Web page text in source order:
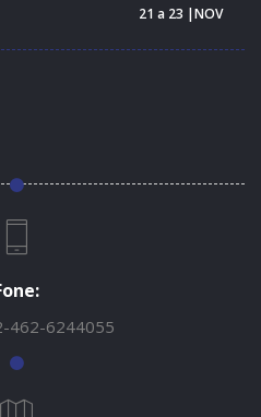
21 a 23 |NOV
462-6244055